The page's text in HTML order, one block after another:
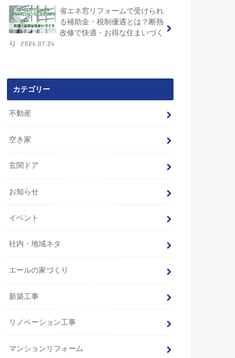
省エネ窓リフォームで受けられ
る補助金・税制優遇とは？断熱
改修で快適・お得な住まいづく
り
2026.07.24
カテゴリー
不動産
空き家
玄関ドア
お知らせ
イベント
社内・地域ネタ
エールの家づくり
新築工事
リノベーション工事
マンションリフォーム